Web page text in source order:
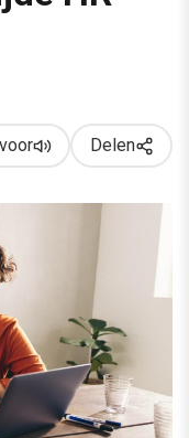
HR-aanpak
Delen